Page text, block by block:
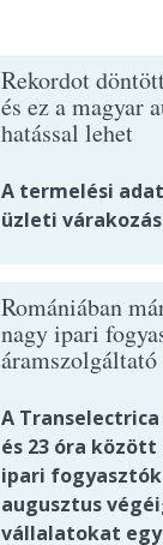
Rekordot
és ez a magyar
hatással lehet
A termelési
üzleti
Romániában
nagy ipari
áramszolgáltató
A
és 23 óra
ipari
augusztus
vállalatokat